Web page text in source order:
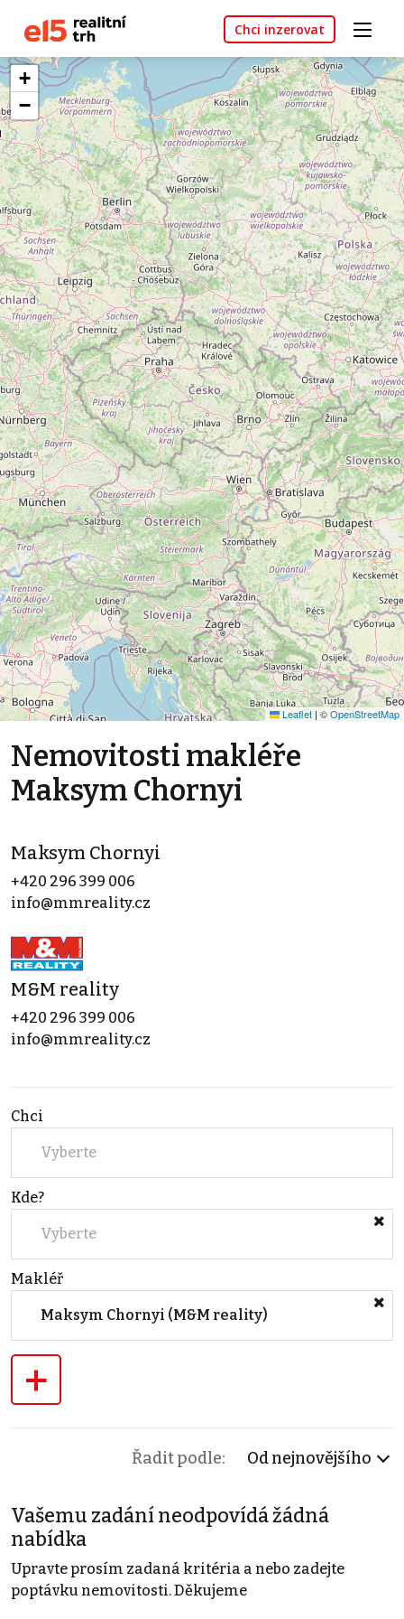
Chci inzerovat
+
−
Leaflet | ©OpenStreetMap
Nemovitosti makléře
Maksym Chornyi
Maksym Chornyi
+420 296 399 006
info@mmreality.cz
M&M reality
+420 296 399 006
info@mmreality.cz
Chci
Vyberte
Kde?
Vyberte
Makléř
Maksym Chornyi (M&M reality)
+
Řadit podle: Od nejnovějšího
Vašemu zadání neodpovídá žádná
nabídka
Upravte prosím zadaná kritéria a nebo zadejte
poptávku nemovitosti. Děkujeme